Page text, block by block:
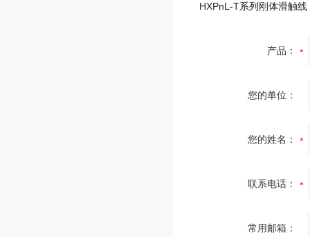
HXPnL-T系列刚体滑触线
产品：
您的单位：
您的姓名：
联系电话：
常用邮箱：